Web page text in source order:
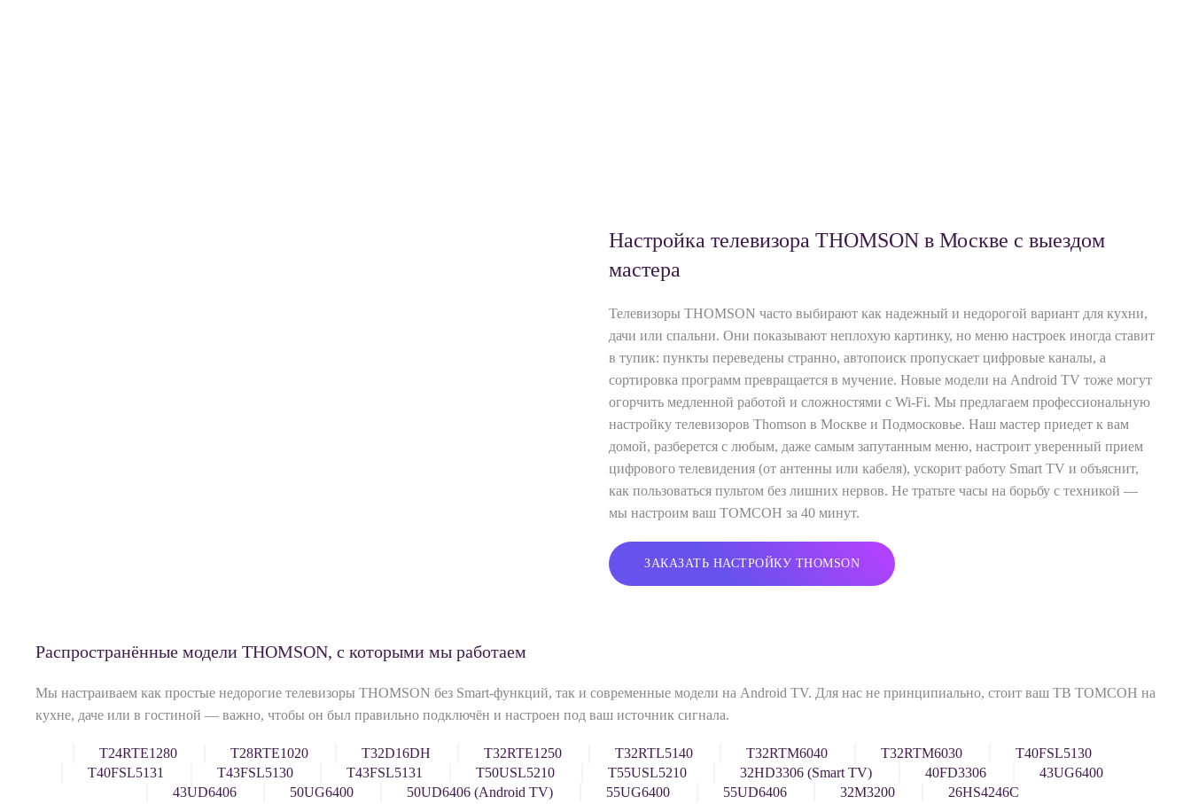
Настройка телевизора THOMSON в Москве с выездом
мастера
Телевизоры THOMSON часто выбирают как надежный и недорогой вариант для кухни,
дачи или спальни. Они показывают неплохую картинку, но меню настроек иногда ставит
в тупик: пункты переведены странно, автопоиск пропускает цифровые каналы, а
сортировка программ превращается в мучение. Новые модели на Android TV тоже могут
огорчить медленной работой и сложностями с Wi-Fi. Мы предлагаем профессиональную
настройку телевизоров Thomson в Москве и Подмосковье. Наш мастер приедет к вам
домой, разберется с любым, даже самым запутанным меню, настроит уверенный прием
цифрового телевидения (от антенны или кабеля), ускорит работу Smart TV и объяснит,
как пользоваться пультом без лишних нервов. Не тратьте часы на борьбу с техникой —
мы настроим ваш ТОМСОН за 40 минут.
ЗАКАЗАТЬ НАСТРОЙКУ THOMSON
Распространённые модели THOMSON, с которыми мы работаем
Мы настраиваем как простые недорогие телевизоры THOMSON без Smart‑функций, так и современные модели на Android TV. Для нас не принципиально, стоит ваш ТВ ТОМСОН на
кухне, даче или в гостиной — важно, чтобы он был правильно подключён и настроен под ваш источник сигнала.
T24RTE1280 T28RTE1020 T32D16DH T32RTE1250 T32RTL5140 T32RTM6040 T32RTM6030
T40FSL5130
T40FSL5131
T43FSL5130 T43FSL5131 T50USL5210 T55USL5210 32HD3306 (Smart TV) 40FD3306
43UG6400
43UD6406
50UG6400 50UD6406 (Android TV) 55UG6400 55UD6406 32M3200 26HS4246C